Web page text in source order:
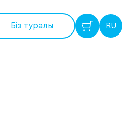
Бiз туралы RU